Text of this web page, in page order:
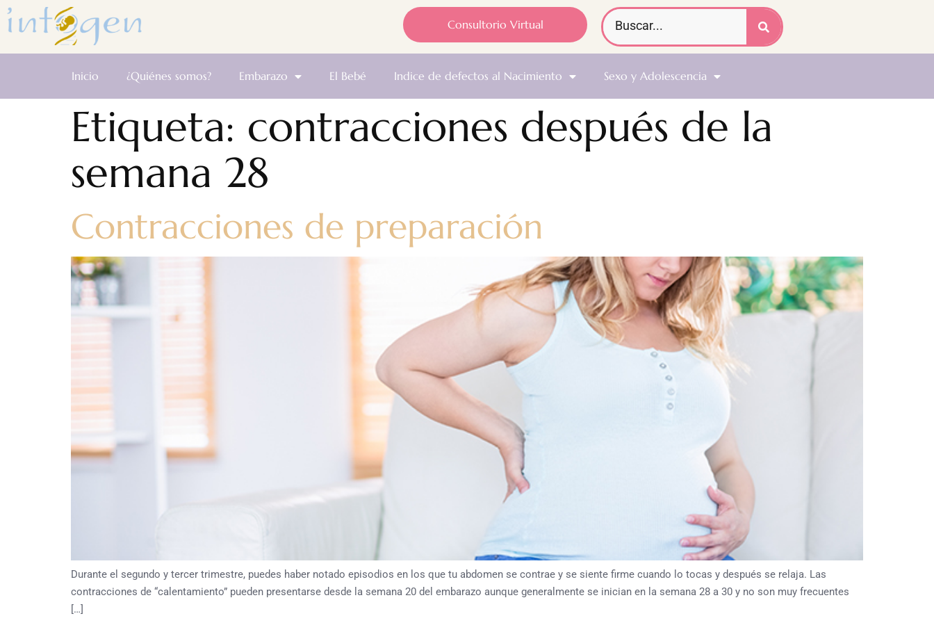
Consultorio Virtual
Inicio ¿Quiénes somos? Embarazo El Bebé Indice de defectos al Nacimiento Sexo y Adolescencia
Etiqueta: contracciones después de la
semana 28
Contracciones de preparación
Durante el segundo y tercer trimestre, puedes haber notado episodios en los que tu abdomen se contrae y se siente firme cuando lo tocas y después se relaja. Las
contracciones de “calentamiento” pueden presentarse desde la semana 20 del embarazo aunque generalmente se inician en la semana 28 a 30 y no son muy frecuentes
[…]